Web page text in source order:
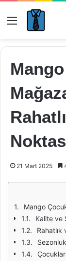
Menü
21 Mart 2025
Mango Çocuk
Kalite ve
Rahatlık